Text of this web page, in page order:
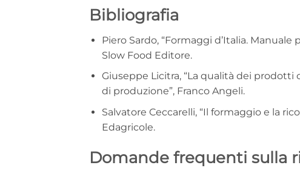
Bibliografia
Piero Sardo, “Formaggi d’Italia.
Slow Food Editore.
Giuseppe Licitra, “La qualità dei
di produzione”, Franco Angeli.
Salvatore Ceccarelli, “Il formaggio e la
Edagricole.
Domande frequenti sulla